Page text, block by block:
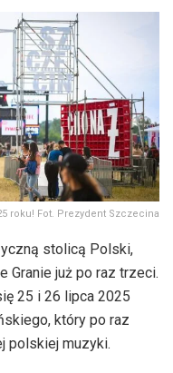
roku! Fot. Prezydent Szczecina
stolicą Polski,
Granie już po raz trzeci.
25 i 26 lipca 2025
który po raz
polskiej muzyki.